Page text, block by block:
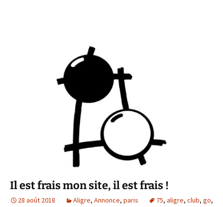
Il est frais mon site, il est frais !
28 août 2018 Aligre, Annonce, paris 75, aligre, club, go,